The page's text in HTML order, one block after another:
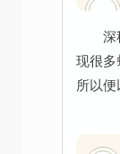
02
深
现很多
所以